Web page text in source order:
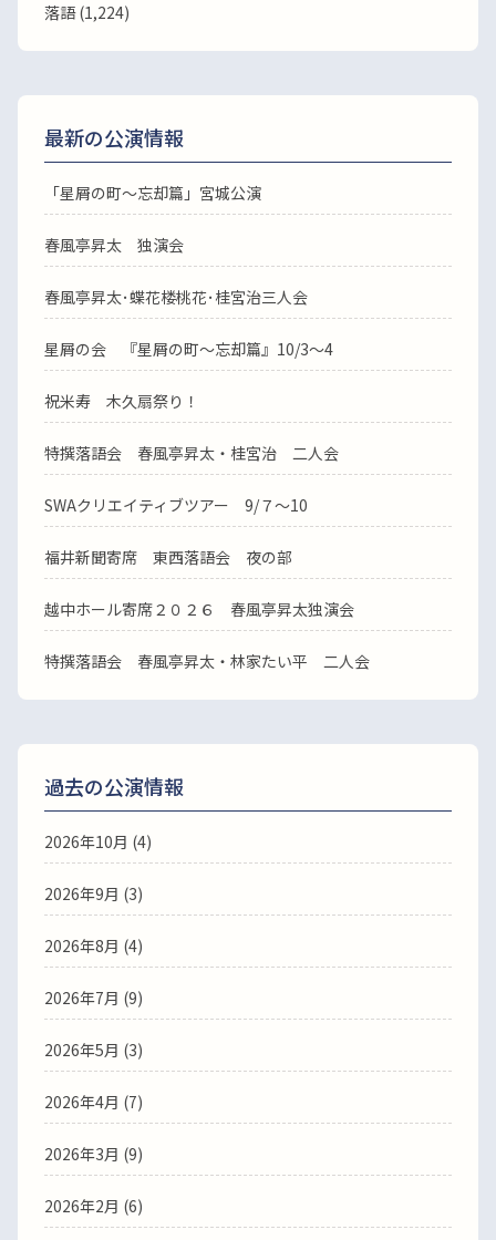
落語(1,224)
最新の公演情報
「星屑の町～忘却篇」宮城公演
春風亭昇太 独演会
春風亭昇太･蝶花楼桃花･桂宮治三人会
星屑の会 『星屑の町～忘却篇』10/3～4
祝米寿 木久扇祭り！
特撰落語会 春風亭昇太・桂宮治 二人会
SWAクリエイティブツアー 9/７～10
福井新聞寄席 東西落語会 夜の部
越中ホール寄席２０２６ 春風亭昇太独演会
特撰落語会 春風亭昇太・林家たい平 二人会
過去の公演情報
2026年10月 (4)
2026年9月 (3)
2026年8月 (4)
2026年7月 (9)
2026年5月 (3)
2026年4月 (7)
2026年3月 (9)
2026年2月 (6)